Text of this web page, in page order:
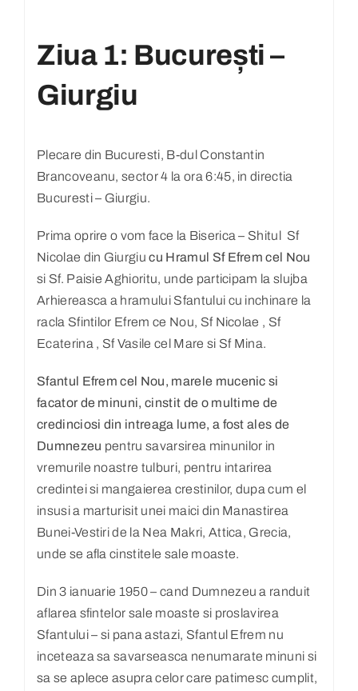
Ziua 1: București –
Giurgiu
Plecare din Bucuresti, B-dul Constantin
Brancoveanu, sector 4 la ora 6:45, in directia
Bucuresti – Giurgiu.
Prima oprire o vom face la Biserica – Shitul Sf
Nicolae din Giurgiucu Hramul Sf Efrem cel Nou
si Sf. Paisie Aghioritu, unde participam la slujba
Arhiereasca a hramului Sfantului cu inchinare la
racla Sfintilor Efrem ce Nou, Sf Nicolae , Sf
Ecaterina , Sf Vasile cel Mare si Sf Mina.
Sfantul Efrem cel Nou, marele mucenic si
facator de minuni, cinstit de o multime de
credinciosi din intreaga lume, a fost ales de
Dumnezeu pentru savarsirea minunilor in
vremurile noastre tulburi, pentru intarirea
credintei si mangaierea crestinilor, dupa cum el
insusi a marturisit unei maici din Manastirea
Bunei-Vestiri de la Nea Makri, Attica, Grecia,
unde se afla cinstitele sale moaste.
Din 3 ianuarie 1950 – cand Dumnezeu a randuit
aflarea sfintelor sale moaste si proslavirea
Sfantului – si pana astazi, Sfantul Efrem nu
inceteaza sa savarseasca nenumarate minuni si
sa se aplece asupra celor care patimesc cumplit,